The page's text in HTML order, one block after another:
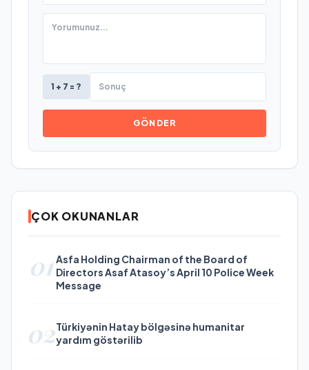
1 + 7 = ?
GÖNDER
ÇOK OKUNANLAR
01Asfa Holding Chairman of the Board of
Directors Asaf Atasoy’s April 10 Police Week
Message
02Türkiyənin Hatay bölgəsinə humanitar
yardım göstərilib